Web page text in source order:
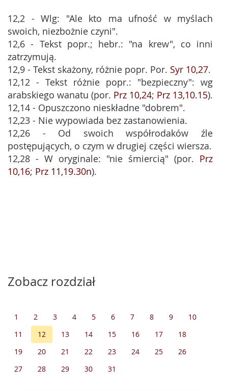
12,2 - Wlg: "Ale kto ma ufność w myślach
swoich, niezbożnie czyni".
12,6 - Tekst popr.; hebr.: "na krew", co inni
zatrzymują.
12,9 - Tekst skażony, różnie popr. Por. Syr 10,27.
12,12 - Tekst różnie popr.: "bezpieczny": wg
arabskiego wanatu (por. Prz 10,24; Prz 13,10.15).
12,14 - Opuszczono nieskładne "dobrem".
12,23 - Nie wypowiada bez zastanowienia.
12,26 - Od swoich współrodaków źle
postępujących, o czym w drugiej części wiersza.
12,28 - W oryginale: "nie śmiercią" (por. Prz
10,16; Prz 11,19.30n).
Zobacz rozdział
1 2 3 4 5 6 7 8 9
10
11
12 13 14 15 16 17
18
19
20 21 22 23 24 25
26
27
28 29 30 31